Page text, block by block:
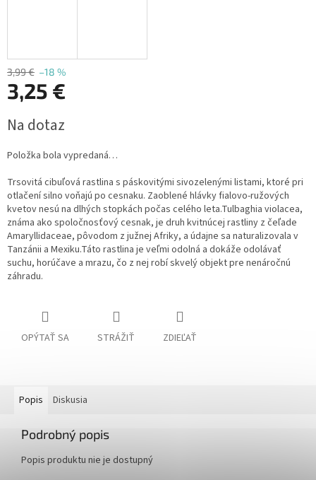
3,99 € –18 %
3,25 €
cena:
Na dotaz
Položka bola vypredaná…
Trsovitá cibuľová rastlina s páskovitými sivozelenými listami, ktoré pri
otlačení silno voňajú po cesnaku. Zaoblené hlávky fialovo-ružových
kvetov nesú na dlhých stopkách počas celého leta.Tulbaghia violacea,
známa ako spoločnosťový cesnak, je druh kvitnúcej rastliny z čeľade
Amaryllidaceae, pôvodom z južnej Afriky, a údajne sa naturalizovala v
Tanzánii a Mexiku.Táto rastlina je veľmi odolná a dokáže odolávať
suchu, horúčave a mrazu, čo z nej robí skvelý objekt pre nenáročnú
záhradu.
OPÝTAŤ SA STRÁŽIŤ ZDIEĽAŤ
Popis Diskusia
Podrobný popis
Popis produktu nie je dostupný